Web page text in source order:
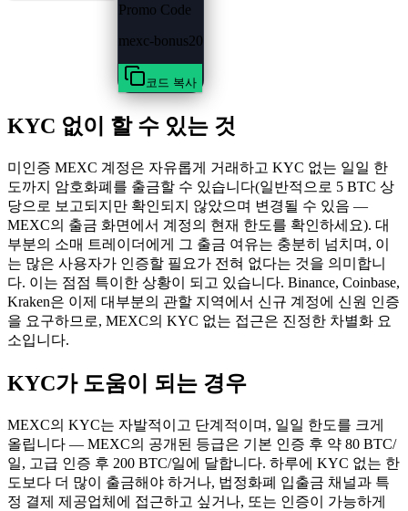
Promo Code
mexc-bonus20
코드 복사
KYC 없이 할 수 있는 것
미인증 MEXC 계정은 자유롭게 거래하고 KYC 없는 일일 한
도까지 암호화폐를 출금할 수 있습니다(일반적으로 5 BTC 상
당으로 보고되지만 확인되지 않았으며 변경될 수 있음 —
MEXC의 출금 화면에서 계정의 현재 한도를 확인하세요). 대
부분의 소매 트레이더에게 그 출금 여유는 충분히 넘치며, 이
는 많은 사용자가 인증할 필요가 전혀 없다는 것을 의미합니
다. 이는 점점 특이한 상황이 되고 있습니다. Binance, Coinbase,
Kraken은 이제 대부분의 관할 지역에서 신규 계정에 신원 인증
을 요구하므로, MEXC의 KYC 없는 접근은 진정한 차별화 요
소입니다.
KYC가 도움이 되는 경우
MEXC의 KYC는 자발적이고 단계적이며, 일일 한도를 크게
올립니다 — MEXC의 공개된 등급은 기본 인증 후 약 80 BTC/
일, 고급 인증 후 200 BTC/일에 달합니다. 하루에 KYC 없는 한
도보다 더 많이 출금해야 하거나, 법정화폐 입출금 채널과 특
정 결제 제공업체에 접근하고 싶거나, 또는 인증이 가능하게